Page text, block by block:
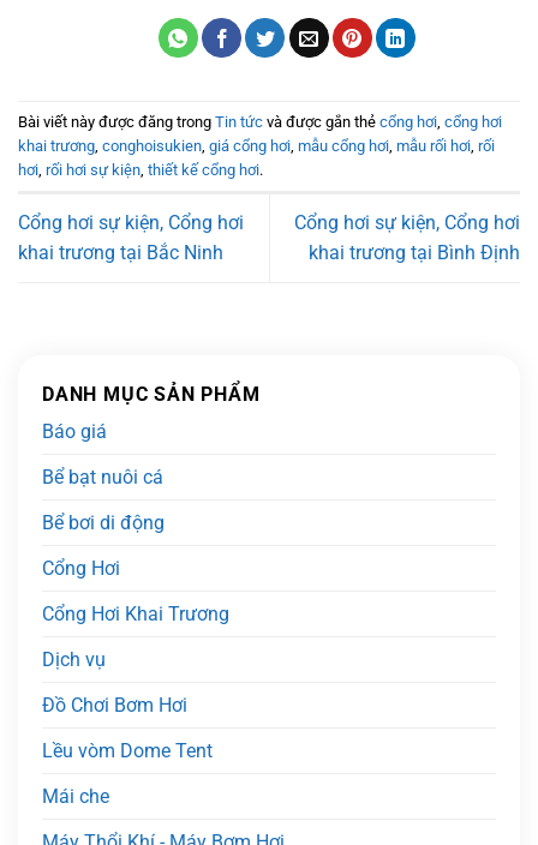
Bài viết này được đăng trong Tin tức và được gắn thẻ cổng hơi cổng hơi
khai trương conghoisukien giá cổng hơi mẫu cổng hơi mẫu rối hơi rối
hơi rối hơi sự kiện thiết kế cổng hơi.
Cổng hơi sự kiện, Cổng hơi
khai trương tại Bắc Ninh
Cổng hơi sự kiện, Cổng hơi
khai trương tại Bình Định
DANH MỤC SẢN PHẨM
Báo giá
Bể bạt nuôi cá
Bể bơi di động
Cổng Hơi
Cổng Hơi Khai Trương
Dịch vụ
Đồ Chơi Bơm Hơi
Lều vòm Dome Tent
Mái che